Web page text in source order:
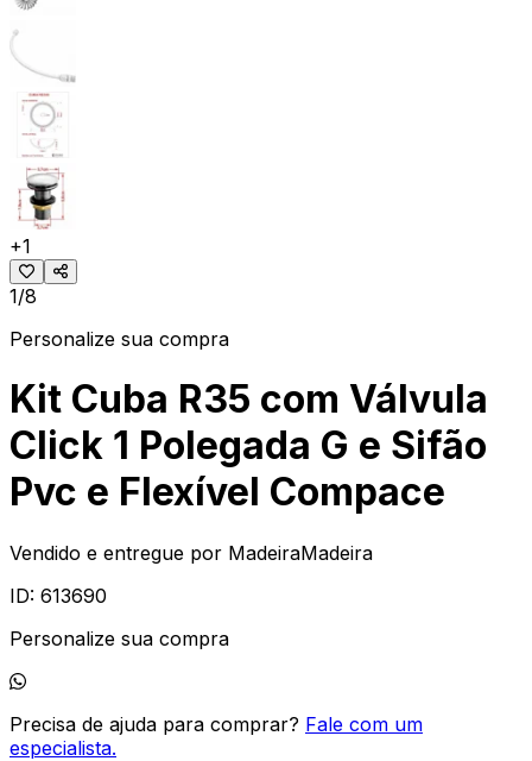
+1
1/8
Personalize sua compra
Kit Cuba R35 com Válvula
Click 1 Polegada G e Sifão
Pvc e Flexível Compace
Vendido e entregue por MadeiraMadeira
ID: 613690
Personalize sua compra
Precisa de ajuda para comprar? Fale com um
especialista.